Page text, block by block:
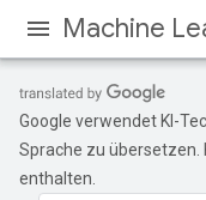
Machine
Google verwendet KI-
Sprache zu übersetzen.
enthalten.